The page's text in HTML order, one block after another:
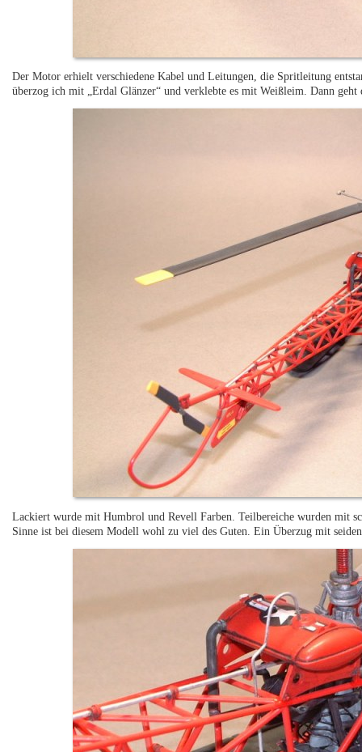
Der Motor erhielt verschiedene Kabel und Leitungen, die Spritleitung
überzog ich mit „Erdal Glänzer“ und verklebte es mit Weißleim. Dann
Lackiert wurde mit Humbrol und Revell Farben. Teilbereiche wurden mit
Sinne ist bei diesem Modell wohl zu viel des Guten. Ein Überzug mit